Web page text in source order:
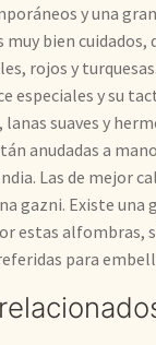
y una
bien cuidados,
rojos y
especiales y su
lanas suaves y
anudadas a
Las de mejor
gazni. Existe una
estas alfombras,
para